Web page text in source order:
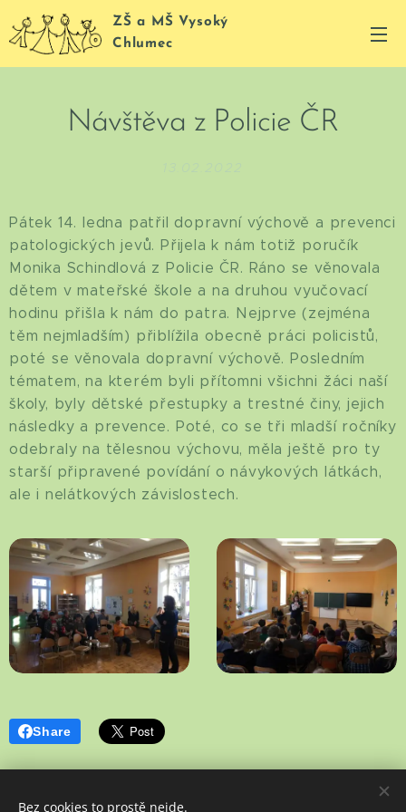
ZŠ a MŠ Vysoký
Chlumec
Návštěva z Policie ČR
Pátek 14. ledna patřil dopravní výchově a prevenci
patologických jevů. Přijela k nám totiž poručík
Monika Schindlová z Policie ČR. Ráno se věnovala
dětem v mateřské škole a na druhou vyučovací
hodinu přišla k nám do patra. Nejprve (zejména
těm nejmladším) přiblížila obecně práci policistů,
poté se věnovala dopravní výchově. Posledním
tématem, na kterém byli přítomni všichni žáci naší
školy, byly dětské přestupky a trestné činy, jejich
následky a prevence. Poté, co se tři mladší ročníky
odebraly na tělesnou výchovu, měla ještě pro ty
starší připravené povídání o návykových látkách,
ale i nelátkových závislostech.
Share
Bez cookies to prostě nejde.